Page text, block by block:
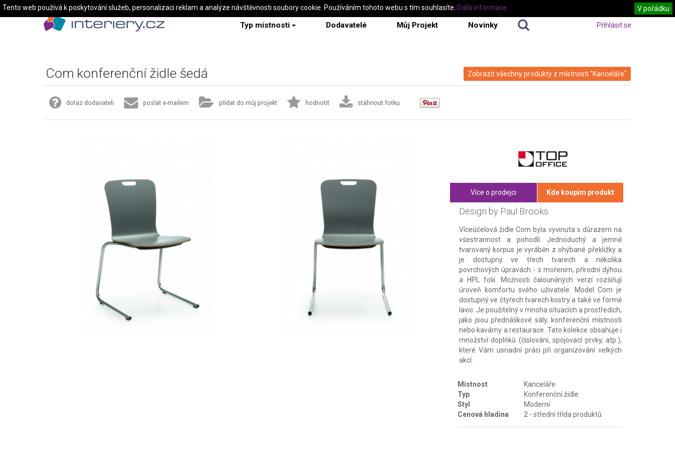
Typ místnosti Dodavatelé Můj Projekt Novinky Přihlásit se
Zobrazit všechny produkty z místnosti "Kanceláře"
Com konferenční židle šedá
dotaz dodavateli poslat e-mailem přidat do můj projekt hodnotit stáhnout fotku
Více o prodejci Kde koupím produkt
Design by Paul Brooks
Víceúčelová židle Com byla vyvinuta s důrazem na
všestrannost a pohodlí. Jednoduchý a jemně
tvarovaný korpus je vyráběn z ohýbané překližky a
je dostupný ve třech tvarech a několika
povrchových úpravách - s mořením, přírodní dýhou
a HPL folií. Možnosti čalouněných verzí rozšiřují
úroveň komfortu svého uživatele. Model Com je
dostupný ve čtyřech tvarech kostry a také ve formě
lavic. Je použitelný v mnoha situacích a prostředích,
jako jsou přednáškové sály, konferenční místnosti
nebo kavárny a restaurace. Tato kolekce obsahuje i
množství doplňků (číslování, spojovací prvky, atp.),
které Vám usnadní práci při organizování velkých
akcí.
Místnost
Kanceláře
Typ
Konferenční židle
Styl
Moderní
Cenová hladina
2 - střední třída produktů
Tento web používá k poskytování služeb, personalizaci reklam a analýze návštěvnosti soubory cookie. Používáním tohoto webu s tím souhlasíte. V pořádku
Další informace